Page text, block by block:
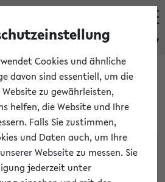
eKVV
Cookies und ähnliche
davon sind essentiell, um die
zu gewährleisten,
helfen, die Website und Ihre
Falls Sie zustimmen,
und Daten auch, um Ihre
Webseite zu messen. Sie
jederzeit unter